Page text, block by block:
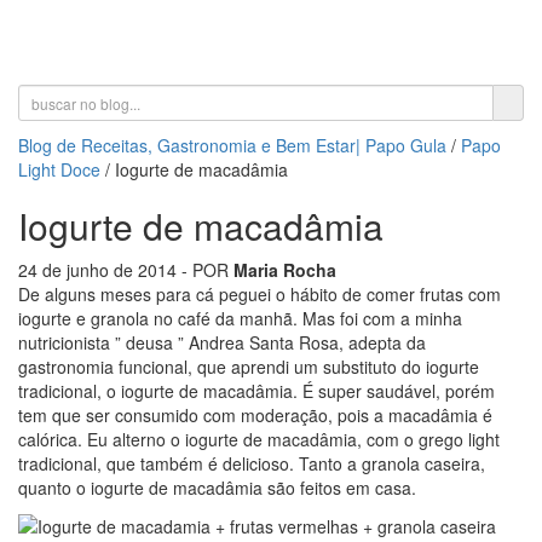
Blog de Receitas, Gastronomia e Bem Estar| Papo Gula / Papo
Light Doce / Iogurte de macadâmia
Iogurte de macadâmia
24 de junho de 2014 - POR Maria Rocha
De alguns meses para cá peguei o hábito de comer frutas com
iogurte e granola no café da manhã. Mas foi com a minha
nutricionista ” deusa ” Andrea Santa Rosa, adepta da
gastronomia funcional, que aprendi um substituto do iogurte
tradicional, o iogurte de macadâmia. É super saudável, porém
tem que ser consumido com moderação, pois a macadâmia é
calórica. Eu alterno o iogurte de macadâmia, com o grego light
tradicional, que também é delicioso. Tanto a granola caseira,
quanto o iogurte de macadâmia são feitos em casa.